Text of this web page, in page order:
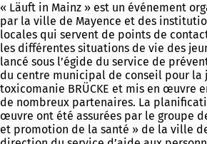
« Läuft in Mainz » est un événement
par la ville de Mayence et des
locales qui servent de points de
les différentes situations de vie des
lancé sous l’égide du service de
du centre municipal de conseil pour la
toxicomanie BRÜCKE et mis en œuvre
de nombreux partenaires. La
œuvre ont été assurées par le groupe
et promotion de la santé » de la ville